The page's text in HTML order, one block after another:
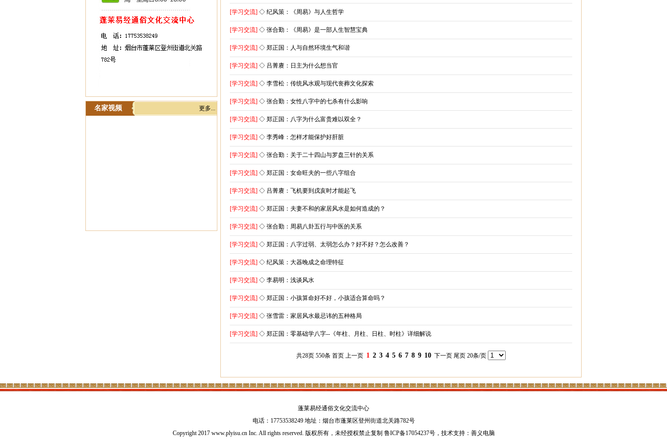
名家视频 更多...
[学习交流] ◇ 纪风策：《周易》与人生哲学
[学习交流] ◇ 张合勤：《周易》是一部人生智慧宝典
[学习交流] ◇ 郑正国：人与自然环境生气和谐
[学习交流] ◇ 吕菁赓：日主为什么想当官
[学习交流] ◇ 李雪松：传统风水观与现代丧葬文化探索
[学习交流] ◇ 张合勤：女性八字中的七杀有什么影响
[学习交流] ◇ 郑正国：八字为什么富贵难以双全？
[学习交流] ◇ 李秀峰：怎样才能保护好肝脏
[学习交流] ◇ 张合勤：关于二十四山与罗盘三针的关系
[学习交流] ◇ 郑正国：女命旺夫的一些八字组合
[学习交流] ◇ 吕菁赓：飞机要到戌亥时才能起飞
[学习交流] ◇ 郑正国：夫妻不和的家居风水是如何造成的？
[学习交流] ◇ 张合勤：周易八卦五行与中医的关系
[学习交流] ◇ 郑正国：八字过弱、太弱怎么办？好不好？怎么改善？
[学习交流] ◇ 纪风策：大器晚成之命理特征
[学习交流] ◇ 李易明：浅谈风水
[学习交流] ◇ 郑正国：小孩算命好不好，小孩适合算命吗？
[学习交流] ◇ 张雪雷：家居风水最忌讳的五种格局
[学习交流] ◇ 郑正国：零基础学八字--《年柱、月柱、日柱、时柱》详细解说
共28页 550条 首页 上一页 1 2 3 4 5 6 7 8 9 10 下一页 尾页 20条/页
蓬莱易经通俗文化交流中心
电话：17753538249 地址：烟台市蓬莱区登州街道北关路782号
Copyright 2017 www.plyisu.cn Inc. All rights reserved. 版权所有，未经授权禁止复制 鲁ICP备17054237号，技术支持：善义电脑